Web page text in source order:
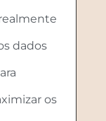
dados
os